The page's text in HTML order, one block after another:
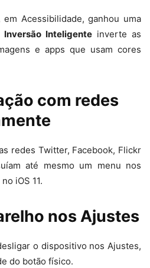
em Acessibilidade, ganhou uma
Inversão Inteligente inverte as
e apps que usam cores
com redes
redes Twitter, Facebook, Flickr
até mesmo um menu nos
iOS 11.
nos Ajustes
o dispositivo nos Ajustes,
do botão físico.